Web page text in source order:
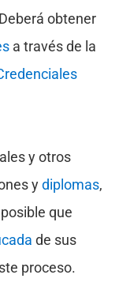
obtener
a través de la
y otros
ydiplomas,
que
de sus
proceso.